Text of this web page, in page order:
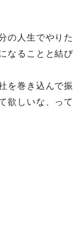
の人生でやりた
なることと結び
を巻き込んで振
欲しいな、って